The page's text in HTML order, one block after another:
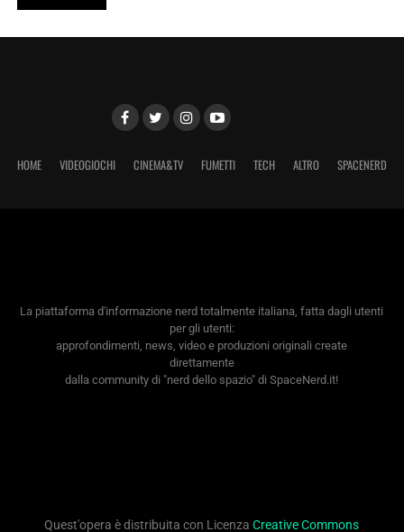
HOME VIDEOGIOCHI CINEMA&TV FUMETTI TECH ALTRO SPACENERD
La piattaforma d'informazione nerd totalmente italiana, fatta dagli utenti
per gli utenti:
approfondimenti, news, video e produzioni originali create
direttamente
dalla community di "nerd dello spazio" di SpaceNerd.it!
Quest'opera è distribuita con LicenzaCreative Commons